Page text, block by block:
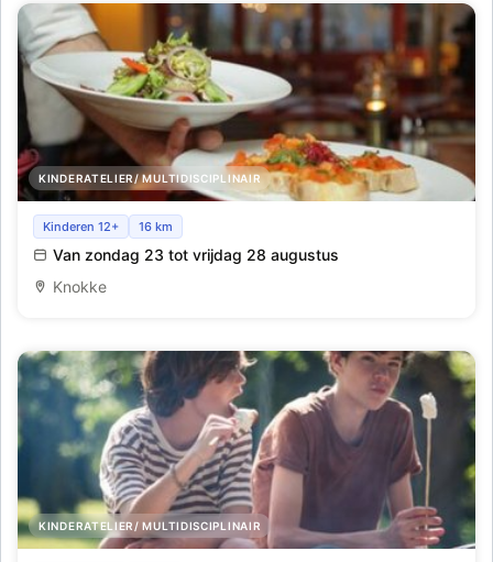
KINDERATELIER/ MULTIDISCIPLINAIR
Pop-up Restaurant_Cadzand_Week 9
Kinderen 12+ 16 km
Van zondag 23 tot vrijdag 28 augustus
Knokke
KINDERATELIER/ MULTIDISCIPLINAIR